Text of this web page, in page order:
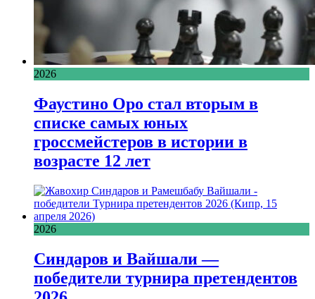
2026
Фаустино Оро стал вторым в
списке самых юных
гроссмейстеров в истории в
возрасте 12 лет
2026
Синдаров и Вайшали —
победители турнира претендентов